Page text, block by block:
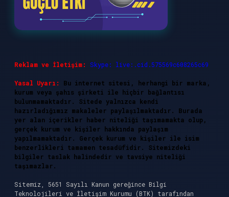
Reklam ve İletişim: Skype: live:.cid.575569c608265c69
Yasal Uyarı:
Bu internet sitesi, herhangi bir marka,
kurum veya şahıs şirketi ile hiçbir bağlantısı
bulunmamaktadır. Sitede yalnızca kendi
hazırladığımız makaleler paylaşılmaktadır. Burada
yer alan içerikler haber niteliği taşımamakta olup,
gerçek kurum ve kişiler hakkında paylaşım
yapılmamaktadır. Gerçek kurum ve kişiler ile isim
benzerlikleri tamamen tesadüfidir. Sitemizdeki
bilgiler taslak halindedir ve tavsiye niteliği
taşımazlar.
Sitemiz, 5651 Sayılı Kanun gereğince Bilgi
Teknolojileri ve İletişim Kurumu (BTK) tarafından